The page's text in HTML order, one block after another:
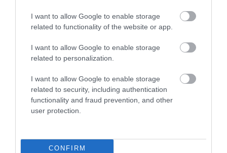
I want to allow Google to enable storage
related to functionality of the website or app.
I want to allow Google to enable storage
related to personalization.
I want to allow Google to enable storage
related to security, including authentication
functionality and fraud prevention, and other
user protection.
CONFIRM